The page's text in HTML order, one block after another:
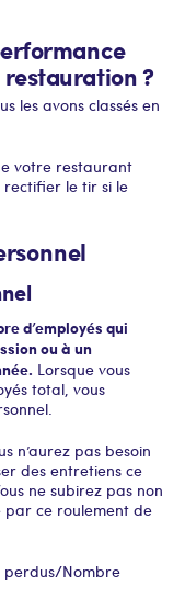
?
les avons classés en
votre restaurant
le tir si le
d’employés qui
ou à un
Lorsque vous
total, vous
n’aurez pas besoin
des entretiens ce
ne subirez pas non
ce roulement de
perdus/Nombre